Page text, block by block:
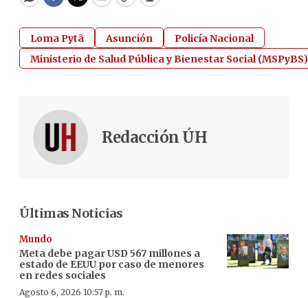
Loma Pytã Asunción
Policía Nacional
Ministerio de Salud Pública y Bienestar Social (MSPyBS)
Redacción ÚH
Últimas Noticias
Mundo
Meta debe pagar USD 567 millones a
estado de EEUU por caso de menores
en redes sociales
Agosto 6, 2026 10:57 p. m.